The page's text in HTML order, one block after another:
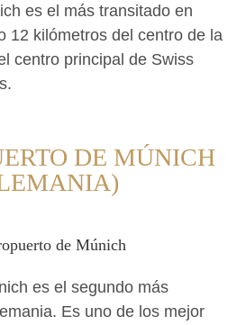
es el más transitado en
12 kilómetros del centro de la
centro principal de Swiss
DE MÚNICH
es el segundo más
Es uno de los mejor